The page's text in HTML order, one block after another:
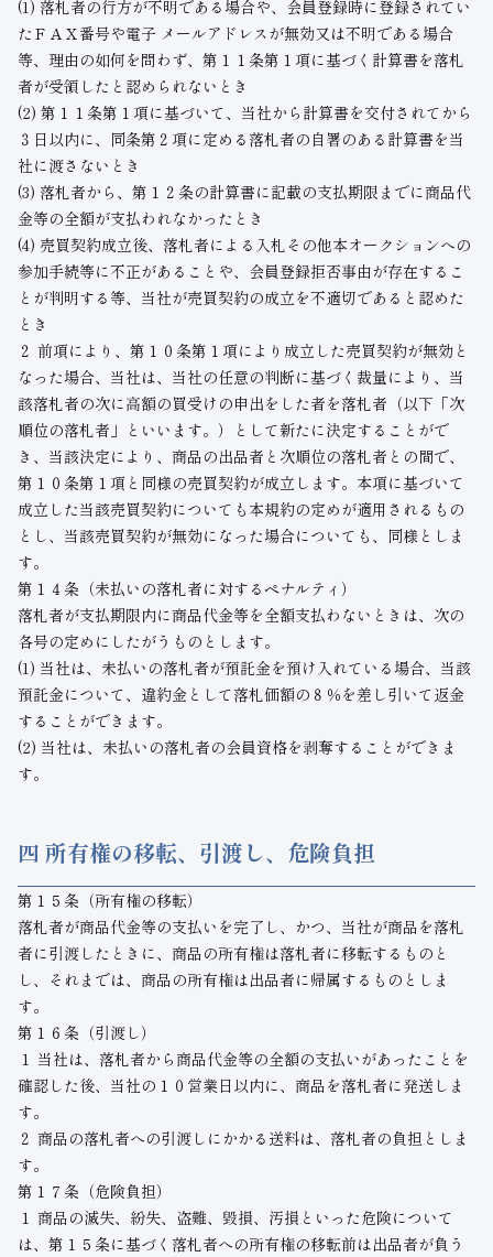
(1) 落札者の行方が不明である場合や、会員登録時に登録されてい
たＦＡＸ番号や電子 メールアドレスが無効又は不明である場合
等、理由の如何を問わず、第１１条第１項に基づく計算書を落札
者が受領したと認められないとき
(2) 第１１条第１項に基づいて、当社から計算書を交付されてから
３日以内に、同条第２項に定める落札者の自署のある計算書を当
社に渡さないとき
(3) 落札者から、第１２条の計算書に記載の支払期限までに商品代
金等の全額が支払われなかったとき
(4) 売買契約成立後、落札者による入札その他本オークションへの
参加手続等に不正があることや、会員登録拒否事由が存在するこ
とが判明する等、当社が売買契約の成立を不適切であると認めた
とき
２ 前項により、第１０条第１項により成立した売買契約が無効と
なった場合、当社は、当社の任意の判断に基づく裁量により、当
該落札者の次に高額の買受けの申出をした者を落札者（以下「次
順位の落札者」といいます。）として新たに決定することがで
き、当該決定により、商品の出品者と次順位の落札者との間で、
第１０条第１項と同様の売買契約が成立します。本項に基づいて
成立した当該売買契約についても本規約の定めが適用されるもの
とし、当該売買契約が無効になった場合についても、同様としま
す。
第１４条（未払いの落札者に対するペナルティ）
落札者が支払期限内に商品代金等を全額支払わないときは、次の
各号の定めにしたがうものとします。
(1) 当社は、未払いの落札者が預託金を預け入れている場合、当該
預託金について、違約金として落札価額の８％を差し引いて返金
することができます。
(2) 当社は、未払いの落札者の会員資格を剥奪することができま
す。
四 所有権の移転、引渡し、危険負担
第１５条（所有権の移転）
落札者が商品代金等の支払いを完了し、かつ、当社が商品を落札
者に引渡したときに、商品の所有権は落札者に移転するものと
し、それまでは、商品の所有権は出品者に帰属するものとしま
す。
第１６条（引渡し）
１ 当社は、落札者から商品代金等の全額の支払いがあったことを
確認した後、当社の１０営業日以内に、商品を落札者に発送しま
す。
２ 商品の落札者への引渡しにかかる送料は、落札者の負担としま
す。
第１７条（危険負担）
１ 商品の滅失、紛失、盗難、毀損、汚損といった危険について
は、第１５条に基づく落札者への所有権の移転前は出品者が負う